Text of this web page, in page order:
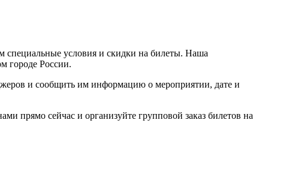
специальные условия и скидки на билеты. Наша
городе России.
и сообщить им информацию о мероприятии, дате и
прямо сейчас и организуйте групповой заказ билетов на